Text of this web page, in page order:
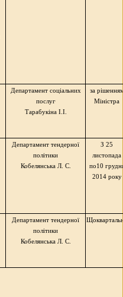
Департамент соціальних
послуг
Тарабукіна І.І.
за
Міністра
Департамент тендерної
політики
Кобелянська Л. С.
З 25
листопада
по10
2014 року
Департамент тендерної
політики
Кобелянська Л. С.